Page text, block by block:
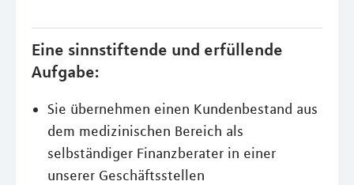
Eine sinnstiftende und erfüllende
Aufgabe:
Sie übernehmen einen Kundenbestand aus
dem medizinischen Bereich als
selbständiger Finanzberater in einer
unserer Geschäftsstellen